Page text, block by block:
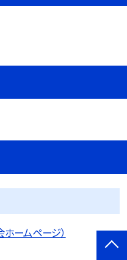
ームページ）